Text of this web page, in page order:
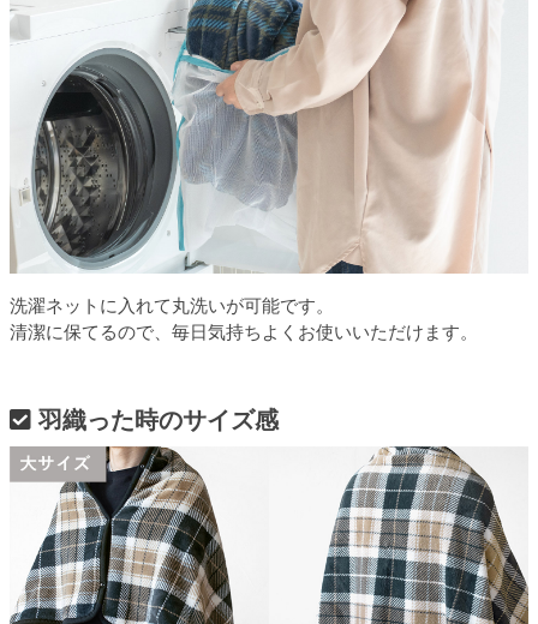
洗濯ネットに入れて丸洗いが可能です。
清潔に保てるので、毎日気持ちよくお使いいただけます。
羽織った時のサイズ感